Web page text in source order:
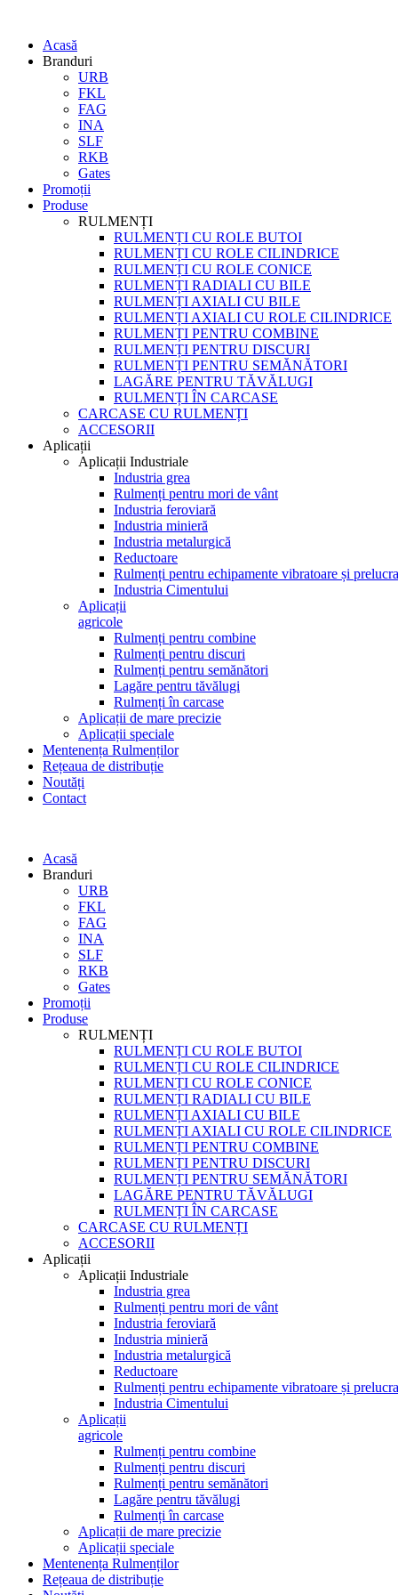
Acasă
Branduri
URB
FKL
FAG
INA
SLF
RKB
Gates
Promoții
Produse
RULMENȚI
RULMENȚI CU ROLE BUTOI
RULMENȚI CU ROLE CILINDRICE
RULMENȚI CU ROLE CONICE
RULMENȚI RADIALI CU BILE
RULMENȚI AXIALI CU BILE
RULMENȚI AXIALI CU ROLE CILINDRICE
RULMENȚI PENTRU COMBINE
RULMENȚI PENTRU DISCURI
RULMENȚI PENTRU SEMĂNĂTORI
LAGĂRE PENTRU TĂVĂLUGI
RULMENȚI ÎN CARCASE
CARCASE CU RULMENȚI
ACCESORII
Aplicații
Aplicații Industriale
Industria grea
Rulmenți pentru mori de vânt
Industria feroviară
Industria minieră
Industria metalurgică
Reductoare
Rulmenți pentru echipamente vibratoare și
Industria Cimentului
Aplicații
agricole
Rulmenți pentru combine
Rulmenți pentru discuri
Rulmenți pentru semănători
Lagăre pentru tăvălugi
Rulmenți în carcase
Aplicații de mare precizie
Aplicații speciale
Mentenența Rulmenților
Rețeaua de distribuție
Noutăți
Contact
Acasă
Branduri
URB
FKL
FAG
INA
SLF
RKB
Gates
Promoții
Produse
RULMENȚI
RULMENȚI CU ROLE BUTOI
RULMENȚI CU ROLE CILINDRICE
RULMENȚI CU ROLE CONICE
RULMENȚI RADIALI CU BILE
RULMENȚI AXIALI CU BILE
RULMENȚI AXIALI CU ROLE CILINDRICE
RULMENȚI PENTRU COMBINE
RULMENȚI PENTRU DISCURI
RULMENȚI PENTRU SEMĂNĂTORI
LAGĂRE PENTRU TĂVĂLUGI
RULMENȚI ÎN CARCASE
CARCASE CU RULMENȚI
ACCESORII
Aplicații
Aplicații Industriale
Industria grea
Rulmenți pentru mori de vânt
Industria feroviară
Industria minieră
Industria metalurgică
Reductoare
Rulmenți pentru echipamente vibratoare și
Industria Cimentului
Aplicații
agricole
Rulmenți pentru combine
Rulmenți pentru discuri
Rulmenți pentru semănători
Lagăre pentru tăvălugi
Rulmenți în carcase
Aplicații de mare precizie
Aplicații speciale
Mentenența Rulmenților
Rețeaua de distribuție